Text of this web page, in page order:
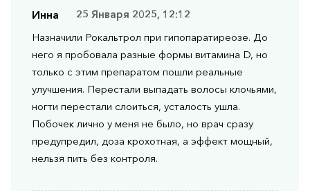
Инна
25 Января 2025, 12:12
Назначили Рокальтрол при гипопаратиреозе. До
него я пробовала разные формы витамина D, но
только с этим препаратом пошли реальные
улучшения. Перестали выпадать волосы клочьями,
ногти перестали слоиться, усталость ушла.
Побочек лично у меня не было, но врач сразу
предупредил, доза крохотная, а эффект мощный,
нельзя пить без контроля.